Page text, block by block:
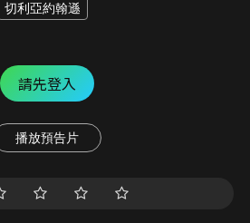
切利亞約翰遜
請先登入
播放預告片